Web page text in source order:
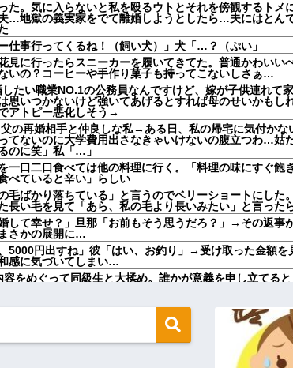
た。気に入らないと私を殴るウトとそれを傍観するトメ
…地獄の義実家をでて離婚しようとしたら…夫にはとん
仕事行ってくるね！（飼い犬）」犬「…？（ぷい」
見に行ったらスニーカーを履いてきてた。普通かわいい
いの？コーヒーや手作り菓子も持ってこないしさぁ…
たい職業NO.1の公務員なんですけど、嫁が子供連れて
思いつかないけど強いてあげるとすれば母のせいかもし
アトピー悪化しそう→
父の再婚相手と仲良しな私→ある日、私の帰宅に気付かな
てないのに大学費用出さなきゃいけないの腹立つわ…姑
のに笑」私「…」
一口二口食べては他の料理に行く。「料理の味にすぐ飽
べていると辛い」らしい
毛ばかり落ちている」と言うのでベリーショートにした
長い毛を見て「あら、私の毛より長いみたい」と言った
して幸せ？」旦那「お前もそう思うだろ？」→その返事
さかの展開に…
5000円出すね」彼「はい、お釣り」→受け取った金額を
感に気づいてしまい…
容をめぐって同級生と大揉め。誰かが意義を申し立てる
】 コトメに追い出されたトメと二世帯住宅を建て、「２
対に上がらない」という約束をしたが、早速破って2Fに
証番号を入力し終わった瞬間に、後ろに並んでいた外国
物をばらまきやがった。俺（うっぜぇ。引き落としキャ